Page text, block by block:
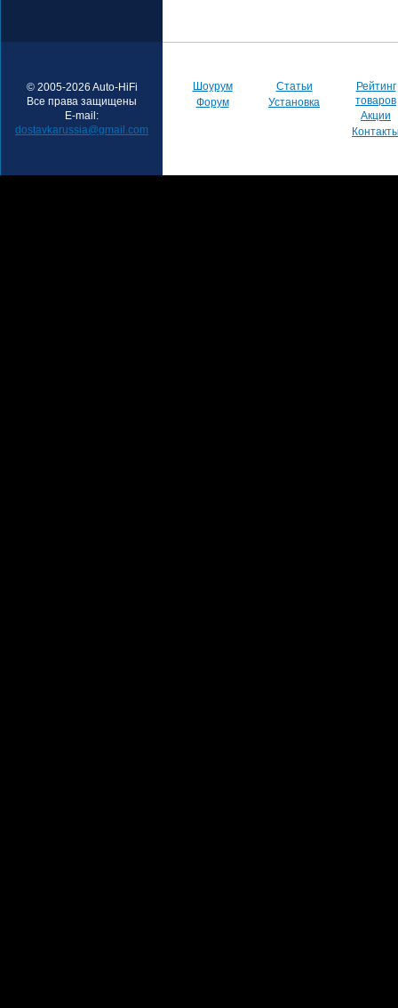
© 2005-2026 Auto-HiFi
Все права защищены
E-mail:
dostavkarussia@gmail.com
Шоурум
Форум
Статьи
Установка
Рейтинг
товаров
Акции